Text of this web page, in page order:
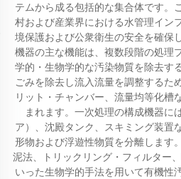
テムから成る包括的な集合体です。
村および産業界における水管理イン
境保護および公衆衛生の安全を確保
機器の主な機能は、複数段階の処理
学的・生物学的な汚染物質を除去す
ごみを除去し流入流量を調整するた
リット・チャンバー、流量均等化槽
まれます。一次処理の構成機器に
ア）、沈殿タンク、スキミング装置
形物および浮遊性物質を分離します
泥法、トリックリング・フィルター
いった生物学的手法を用いて有機性